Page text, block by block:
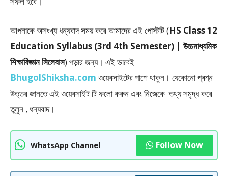
আপনাকে অসংখ্য ধন্যবাদ সময় করে আমাদের এই পােস্টটি (HS Class 12
Education Syllabus (3rd 4th Semester) | উচ্চমাধ্যমিক
শিক্ষাবিজ্ঞান সিলেবাস) পড়ার জন্য। এই ভাবেই
BhugolShiksha.com ওয়েবসাইটের পাশে থাকুন। যেকোনো প্ৰশ্ন
উত্তর জানতে এই ওয়েবসাইট টি ফলাে করুন এবং নিজেকে তথ্য সমৃদ্ধ করে
তুলুন , ধন্যবাদ।
WhatsApp Channel Follow Now